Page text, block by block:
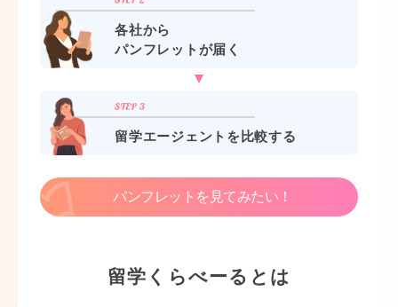
各社から
パンフレットが届く
留学エージェントを比較する
パンフレットを見てみたい！
留学くらべーるとは